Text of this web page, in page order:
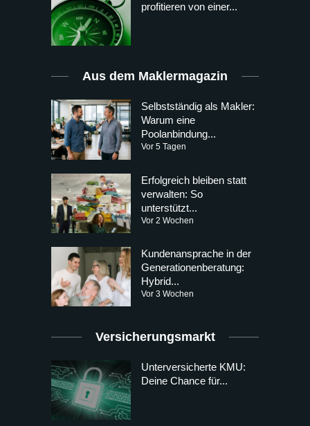
profitieren von einer...
Aus dem Maklermagazin
Selbstständig als Makler:
Warum eine
Poolanbindung...
Vor 5 Tagen
Erfolgreich bleiben statt
verwalten: So
unterstützt...
Vor 2 Wochen
Kundenansprache in der
Generationenberatung:
Hybrid...
Vor 3 Wochen
Versicherungsmarkt
Unterversicherte KMU:
Deine Chance für...